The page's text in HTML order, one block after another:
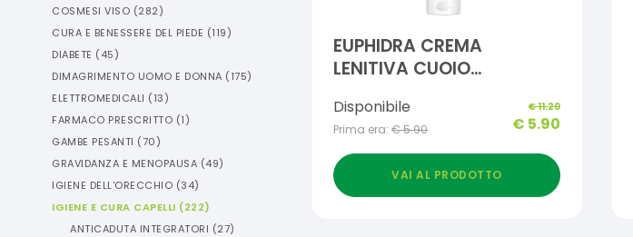
COSMESI VISO (282)
CURA E BENESSERE DEL PIEDE (119)
DIABETE (45)
DIMAGRIMENTO UOMO E DONNA (175)
ELETTROMEDICALI (13)
FARMACO PRESCRITTO (1)
GAMBE PESANTI (70)
GRAVIDANZA E MENOPAUSA (49)
IGIENE DELL'ORECCHIO (34)
IGIENE E CURA CAPELLI (222)
ANTICADUTA INTEGRATORI (27)
EUPHIDRA CREMA
LENITIVA CUOIO
ML
Disponibile
Prima era: €5.90
€11.20
€ 5.90
VAI AL PRODOTTO